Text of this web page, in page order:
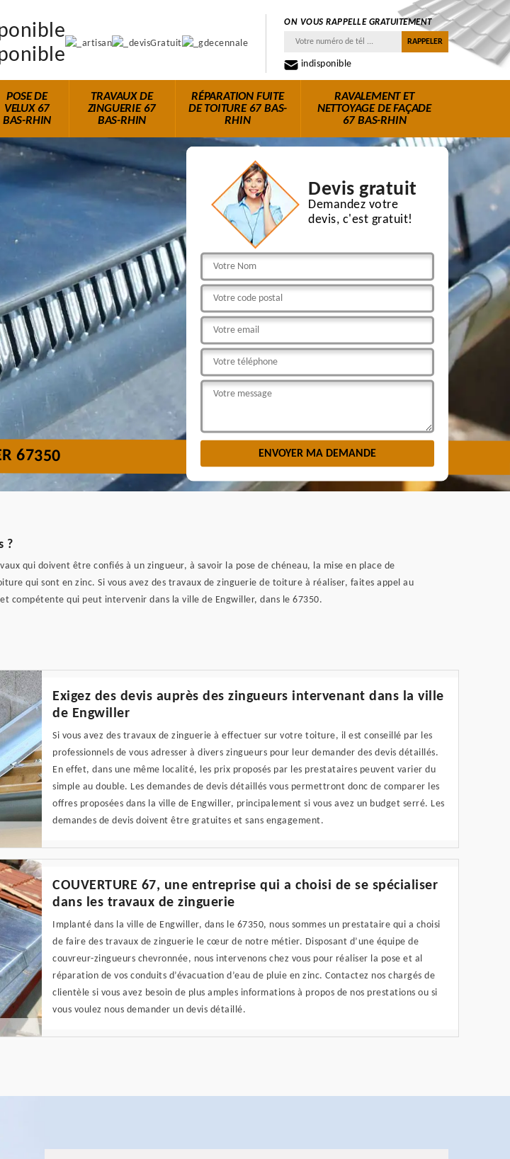
ON VOUS RAPPELLE GRATUITEMENT
indisponible
POSE DE
VELUX 67
BAS-RHIN
TRAVAUX DE
ZINGUERIE 67
BAS-RHIN
RÉPARATION FUITE
DE TOITURE 67 BAS-
RHIN
RAVALEMENT ET
NETTOYAGE DE FAÇADE
67 BAS-RHIN
Devis gratuit
Demandez votre
devis, c'est gratuit!
67350
?
qui doivent être confiés à un zingueur, à savoir la pose de chéneau, la mise en place de
qui sont en zinc. Si vous avez des travaux de zinguerie de toiture à réaliser, faites appel au
compétente qui peut intervenir dans la ville de Engwiller, dans le 67350.
Exigez des devis auprès des zingueurs intervenant dans la ville
de Engwiller
Si vous avez des travaux de zinguerie à effectuer sur votre toiture, il est conseillé par les
professionnels de vous adresser à divers zingueurs pour leur demander des devis détaillés.
En effet, dans une même localité, les prix proposés par les prestataires peuvent varier du
simple au double. Les demandes de devis détaillés vous permettront donc de comparer les
offres proposées dans la ville de Engwiller, principalement si vous avez un budget serré. Les
demandes de devis doivent être gratuites et sans engagement.
COUVERTURE 67, une entreprise qui a choisi de se spécialiser
dans les travaux de zinguerie
Implanté dans la ville de Engwiller, dans le 67350, nous sommes un prestataire qui a choisi
de faire des travaux de zinguerie le cœur de notre métier. Disposant d’une équipe de
couvreur-zingueurs chevronnée, nous intervenons chez vous pour réaliser la pose et al
réparation de vos conduits d’évacuation d’eau de pluie en zinc. Contactez nos chargés de
clientèle si vous avez besoin de plus amples informations à propos de nos prestations ou si
vous voulez nous demander un devis détaillé.